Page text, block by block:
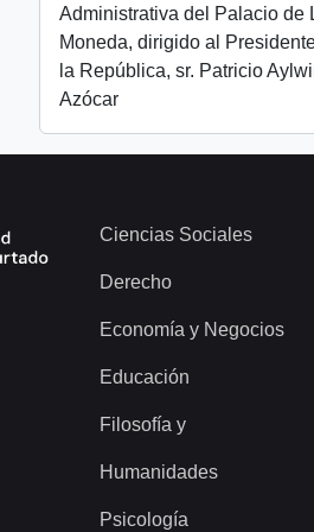
Administrativa del Palacio de
Moneda, dirigido al
la República, sr. Patricio
Azócar
Ciencias Sociales
Derecho
Economía y Negocios
Educación
Filosofía y
Humanidades
Psicología